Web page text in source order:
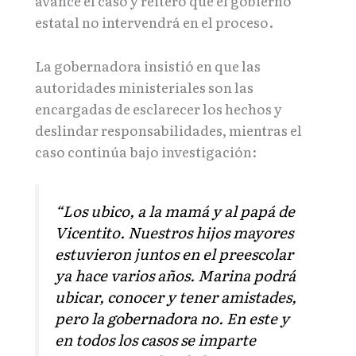
estatal no intervendrá en el proceso.
La gobernadora insistió en que las
autoridades ministeriales son las
encargadas de esclarecer los hechos y
deslindar responsabilidades, mientras el
caso continúa bajo investigación:
“Los ubico, a la mamá y al papá de
Vicentito. Nuestros hijos mayores
estuvieron juntos en el preescolar
ya hace varios años. Marina podrá
ubicar, conocer y tener amistades,
pero la gobernadora no. En este y
en todos los casos se imparte